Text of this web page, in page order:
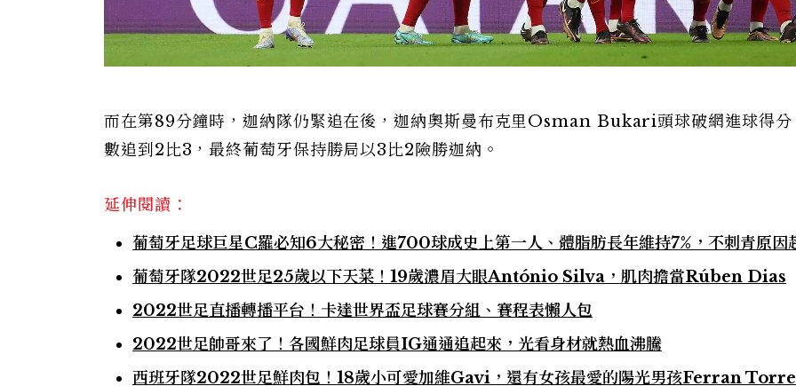
而在第89分鐘時，迦納隊仍緊追在後，迦納奧斯曼布克里Osman Bukari頭球破網進球得分
數追到2比3，最終葡萄牙保持勝局以3比2險勝迦納。
延伸閱讀：
葡萄牙足球巨星C羅必知6大秘密！進700球成史上第一人、體脂肪長年維持7%，不刺青原因
葡萄牙隊2022世足25歲以下天菜！19歲濃眉大眼António Silva，肌肉擔當Rúben Dias
2022世足直播轉播平台！卡達世界盃足球賽分組、賽程表懶人包
2022世足帥哥來了！各國鮮肉足球員IG通通追起來，光看身材就熱血沸騰
西班牙隊2022世足鮮肉包！18歲小可愛加維Gavi，還有女孩最愛的陽光男孩Ferran